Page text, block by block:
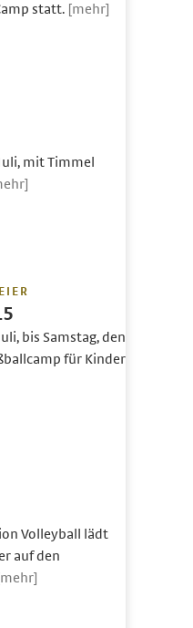
statt. [mehr]
mit Timmel
bis Samstag, den
für Kinder
Volleyball lädt
auf den